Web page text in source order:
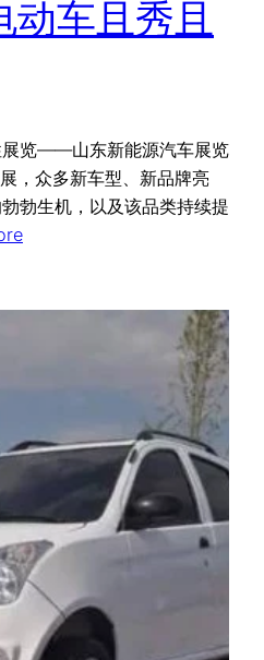
动车且秀且
展览——山东新能源汽车展览
，众多新车型、新品牌亮
勃生机，以及该品类持续提